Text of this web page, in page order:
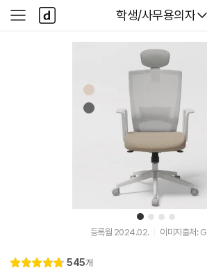
다나와
학생/사무용의자
사
이
다
나
와
1 2 3 4
등록월 2024.02. 이미지출처:
별
4.
리
545개